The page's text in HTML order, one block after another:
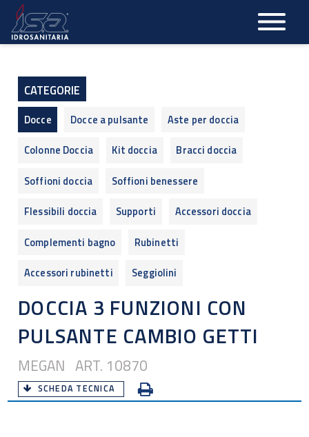
Salta
contenuto
principale
CATEGORIE
Docce Docce a pulsante Aste per doccia
Colonne Doccia Kit doccia Bracci doccia
Soffioni doccia Soffioni benessere
Flessibili doccia Supporti Accessori doccia
Complementi bagno Rubinetti
Accessori rubinetti Seggiolini
DOCCIA 3 FUNZIONI CON
PULSANTE CAMBIO GETTI
MEGAN ART. 10870
SCHEDA TECNICA